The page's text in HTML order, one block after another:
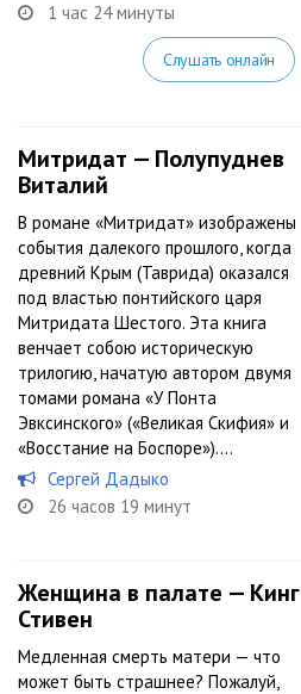
1 час 24 минуты
Слушать онлайн
Митридат — Полупуднев
Виталий
В романе «Митридат» изображены
события далекого прошлого, когда
древний Крым (Таврида) оказался
под властью понтийского царя
Митридата Шестого. Эта книга
венчает собою историческую
трилогию, начатую автором двумя
томами романа «У Понта
Эвксинского» («Великая Скифия» и
«Восстание на Боспоре»)....
Сергей Дадыко
26 часов 19 минут
Женщина в палате — Кинг
Стивен
Медленная смерть матери — что
может быть страшнее? Пожалуй,